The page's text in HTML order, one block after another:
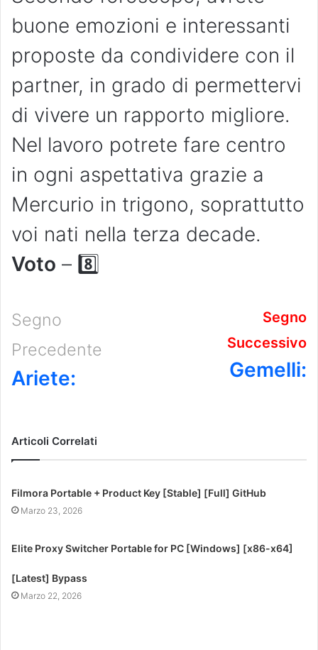
buone emozioni e interessanti
proposte da condividere con il
partner, in grado di permettervi
di vivere un rapporto migliore.
Nel lavoro potrete fare centro
in ogni aspettativa grazie a
Mercurio in trigono, soprattutto
voi nati nella terza decade.
Voto – 8️⃣
Segno
Precedente
Ariete:
Segno
Successivo
Gemelli:
Articoli Correlati
Filmora Portable + Product Key [Stable] [Full] GitHub
Marzo 23, 2026
Elite Proxy Switcher Portable for PC [Windows] [x86-x64]
[Latest] Bypass
Marzo 22, 2026